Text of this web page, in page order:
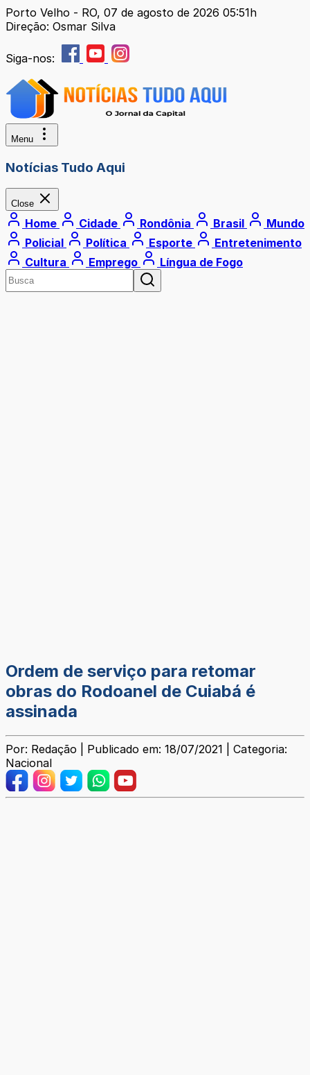
Porto Velho - RO, 07 de agosto de 2026 05:51h
Direção: Osmar Silva
Siga-nos:
Menu
Notícias Tudo Aqui
Close
Home Cidade Rondônia Brasil
Mundo
Policial
Política Esporte
Entretenimento
Cultura
Emprego Língua de Fogo
Ordem de serviço para retomar
obras do Rodoanel de Cuiabá é
assinada
Por: Redação | Publicado em: 18/07/2021 | Categoria:
Nacional